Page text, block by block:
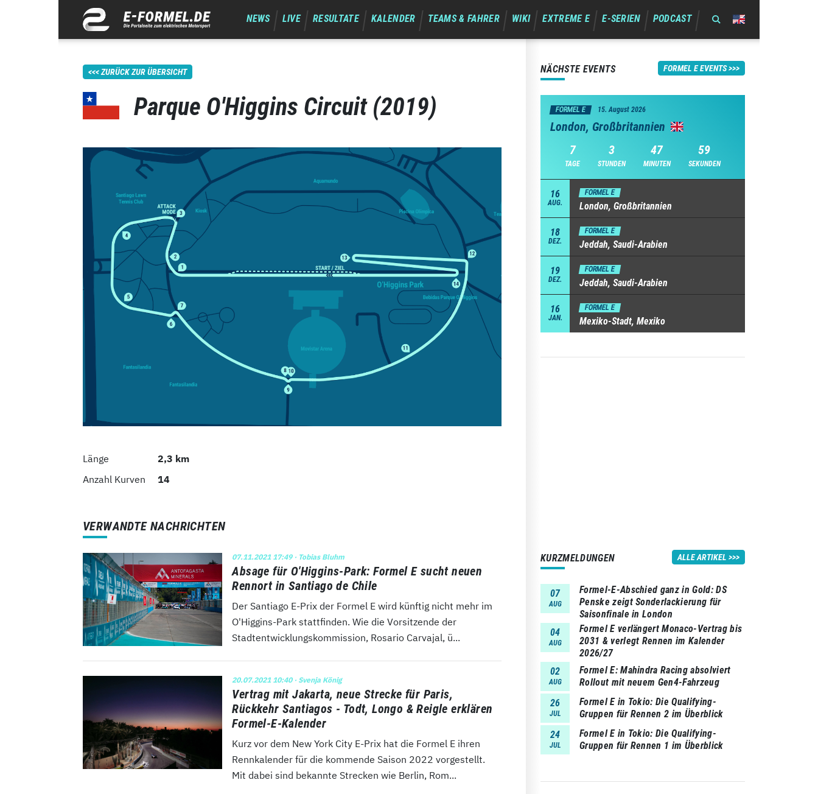
NEWS LIVE RESULTATE KALENDER TEAMS & FAHRER WIKI EXTREME E E-SERIEN PODCAST
ZURÜCK ZUR ÜBERSICHT
Parque O'Higgins Circuit (2019)
Länge
2,3 km
Anzahl Kurven
14
VERWANDTE NACHRICHTEN
07.11.2021 17:49· Tobias Bluhm
Absage für O'Higgins-Park: Formel E sucht neuen
Rennort in Santiago de Chile
Der Santiago E-Prix der Formel E wird künftig nicht mehr im
O'Higgins-Park stattfinden. Wie die Vorsitzende der
Stadtentwicklungskommission, Rosario Carvajal, ü...
20.07.2021 10:40· Svenja König
Vertrag mit Jakarta, neue Strecke für Paris,
Rückkehr Santiagos - Todt, Longo & Reigle erklären
Formel-E-Kalender
Kurz vor dem New York City E-Prix hat die Formel E ihren
Rennkalender für die kommende Saison 2022 vorgestellt.
Mit dabei sind bekannte Strecken wie Berlin, Rom...
NÄCHSTE EVENTS FORMEL E EVENTS
FORMEL E 15. August 2026
London, Großbritannien
7
TAGE
3
STUNDEN
47
MINUTEN
59
SEKUNDEN
16
AUG.
FORMEL E
London, Großbritannien
18
DEZ.
FORMEL E
Jeddah, Saudi-Arabien
19
DEZ.
FORMEL E
Jeddah, Saudi-Arabien
16
JAN.
FORMEL E
Mexiko-Stadt, Mexiko
KURZMELDUNGEN ALLE ARTIKEL
07
AUG
Formel-E-Abschied ganz in Gold: DS
Penske zeigt Sonderlackierung für
Saisonfinale in London
04
AUG
Formel E verlängert Monaco-Vertrag bis
2031 & verlegt Rennen im Kalender
2026/27
02
AUG
Formel E: Mahindra Racing absolviert
Rollout mit neuem Gen4-Fahrzeug
26
JUL
Formel E in Tokio: Die Qualifying-
Gruppen für Rennen 2 im Überblick
24
JUL
Formel E in Tokio: Die Qualifying-
Gruppen für Rennen 1 im Überblick